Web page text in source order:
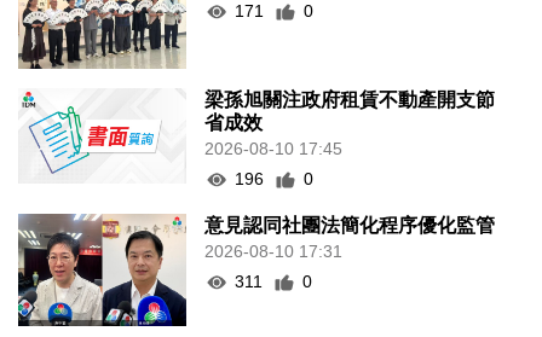
171
0
梁孫旭關注政府租賃不動產開支節
省成效
2026-08-10 17:45
196
0
意見認同社團法簡化程序優化監管
2026-08-10 17:31
311
0